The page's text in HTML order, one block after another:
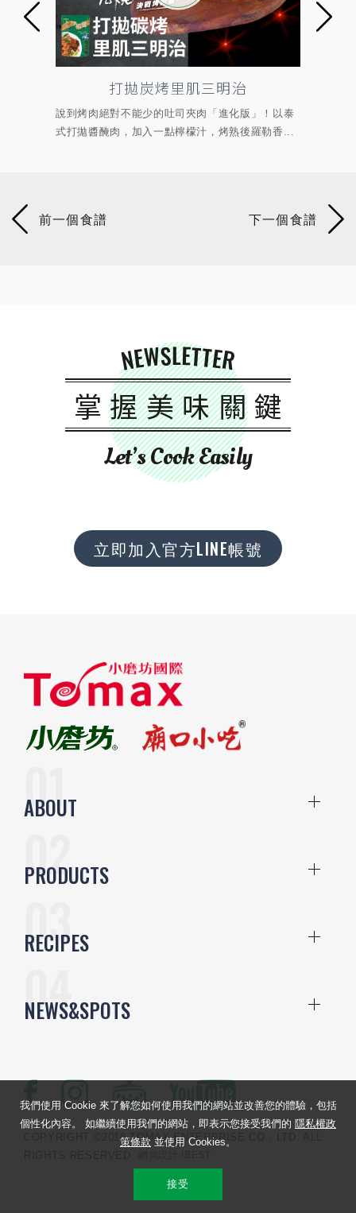
打拋炭烤里肌三明治
烤肉絕對不能少的吐司夾肉「進化版」！以泰
拋醬醃肉，加入一點檸檬汁，烤熟後羅勒香...
烤肉備料醃&刷一包
雞肉，燒烤過後，
NEWSLETTER
掌握美味關鍵
Let’s Cook Easily
立即加入官方LINE帳號
ABOUT
PRODUCTS
RECIPES
NEWS&SPOTS
COPYRIGHT ©2018 TOMAX ENTERPRISE CO., LTD. ALL
我們使用 Cookie 來了解您如何使用我們的網站並改善您的體驗，包括
個性化內容。 如繼續使用我們的網站，即表示您接受我們的 隱私權政
策條款 並使用 Cookies。
接受